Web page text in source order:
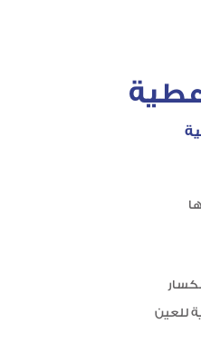
للعين